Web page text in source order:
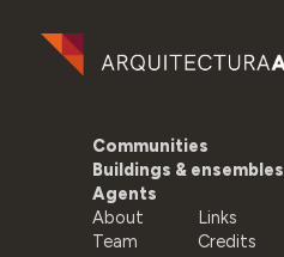
Communities
Buildings & ensembles
Agents
About
Team
Links
Credits